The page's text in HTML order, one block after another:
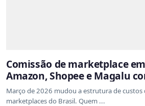
Comissão de marketplace
Amazon, Shopee e Magalu
atualizadas
Março de 2026 mudou a estrutura de
marketplaces do Brasil. Quem ...